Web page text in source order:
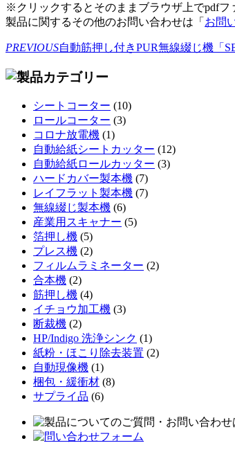
※クリックするとそのままブラウザ上でpdfフ
製品に関するその他のお問い合わせは「 お問
PREVIOUS自動筋押し付きPUR無線綴じ機「
シートコーター (10)
ロールコーター (3)
コロナ放電機 (1)
自動給紙シートカッター (12)
自動給紙ロールカッター (3)
ハードカバー製本機 (7)
レイフラット製本機 (7)
無線綴じ製本機 (6)
産業用スキャナー (5)
箔押し機 (5)
プレス機 (2)
フィルムラミネーター (2)
合本機 (2)
筋押し機 (4)
イチョウ加工機 (3)
断裁機 (2)
HP/Indigo 洗浄シンク (1)
紙粉・ほこり除去装置 (2)
自動現像機 (1)
梱包・緩衝材 (8)
サプライ品 (6)